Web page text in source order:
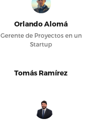
Orlando Alomá
Gerente de Proyectos en un
Startup
Tomás Ramírez